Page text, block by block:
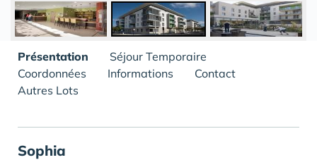
Présentation
Séjour Temporaire
Coordonnées
Informations
Contact
Autres Lots
Sophia